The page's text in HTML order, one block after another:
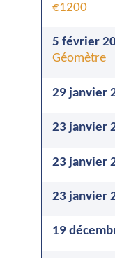
€1200
5 février
Géomètre
29 janvier
23 janvier
23 janvier
23 janvier
19